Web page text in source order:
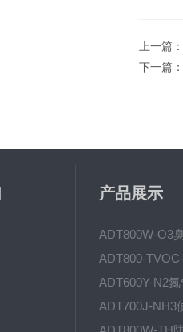
上一篇：
下一篇：
产品展示